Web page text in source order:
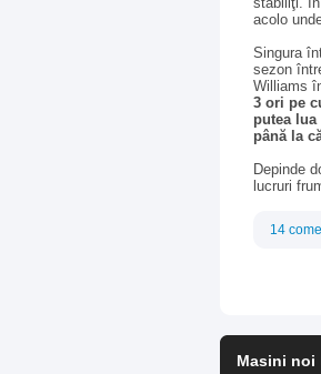
acolo
Singura
sezon
Williams
3 ori pe
putea
până la
Depinde
lucruri
14
Masini noi